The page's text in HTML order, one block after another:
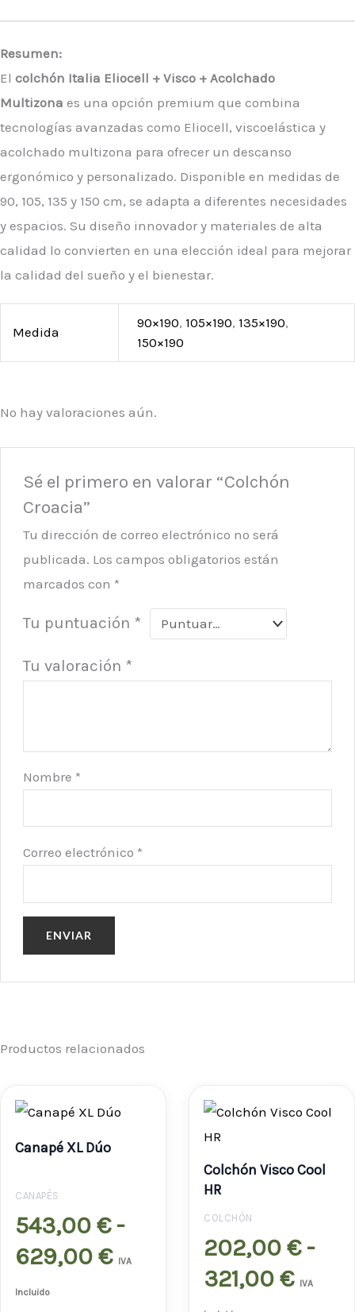
Resumen:
El colchón Italia Eliocell + Visco + Acolchado
Multizona es una opción premium que combina
tecnologías avanzadas como Eliocell, viscoelástica y
acolchado multizona para ofrecer un descanso
ergonómico y personalizado. Disponible en medidas de
90, 105, 135 y 150 cm, se adapta a diferentes necesidades
y espacios. Su diseño innovador y materiales de alta
calidad lo convierten en una elección ideal para mejorar
la calidad del sueño y el bienestar.
Medida
90×190, 105×190, 135×190,
150×190
No hay valoraciones aún.
Sé el primero en valorar “Colchón
Croacia”
Tu dirección de correo electrónico no será
publicada. Los campos obligatorios están
marcados con *
Tu puntuación *
Tu valoración *
Nombre *
Correo electrónico *
Productos relacionados
Canapé XL Dúo
CANAPÉS
543,00€ -
629,00€
543,00 €
hasta
629,00 €
IVA
Incluido
Colchón Visco Cool
HR
COLCHÓN
202,00€ -
321,00€ IVA